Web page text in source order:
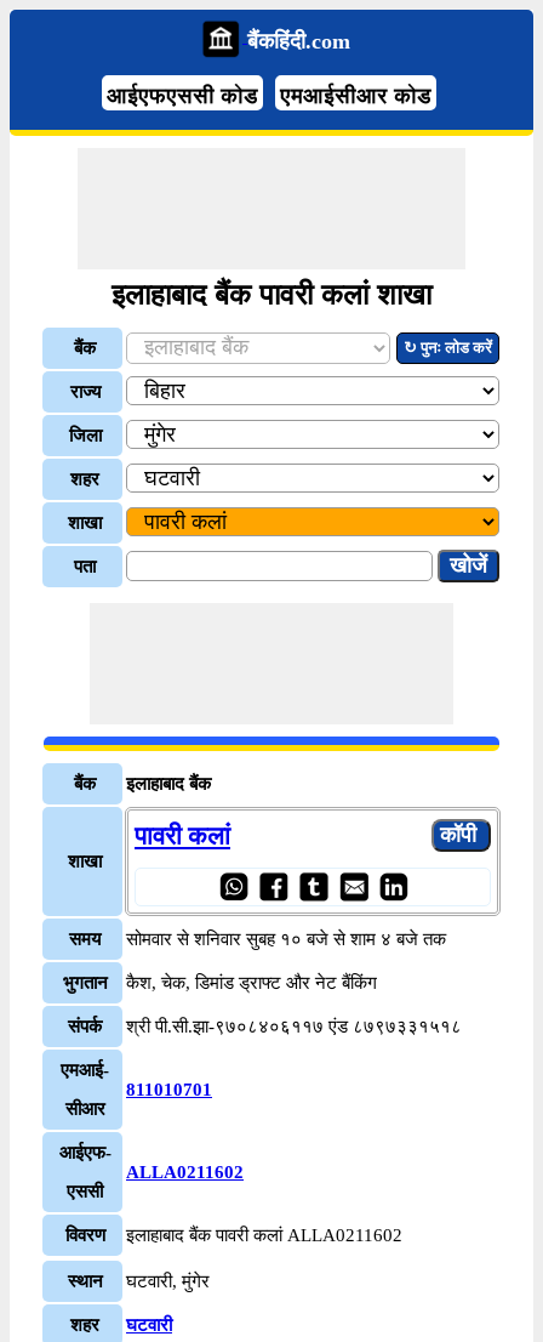
बैंकहिंदी.com
आईएफएससी कोड एमआईसीआर कोड
इलाहाबाद बैंक पावरी कलां शाखा
बैंक ↻ पुनः लोड करें
राज्य
जिला
शहर
शाखा
पता
बैंक इलाहाबाद बैंक
शाखा
पावरी कलां
समय सोमवार से शनिवार सुबह १० बजे से शाम ४ बजे तक
भुगतान कैश, चेक, डिमांड ड्राफ्ट और नेट बैंकिंग
संपर्क श्री पी.सी.झा-९७०८४०६११७ एंड ८७९७३३१५१८
एमआई-
सीआर
811010701
आईएफ-
एससी
ALLA0211602
विवरण इलाहाबाद बैंक पावरी कलां ALLA0211602
स्थान घटवारी, मुंगेर
शहर घटवारी